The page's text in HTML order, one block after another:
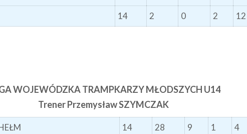
14 2 0 2 12
WOJEWÓDZKA TRAMPKARZY MŁODSZYCH U14
Trener Przemysław SZYMCZAK
14 28 9 1 4